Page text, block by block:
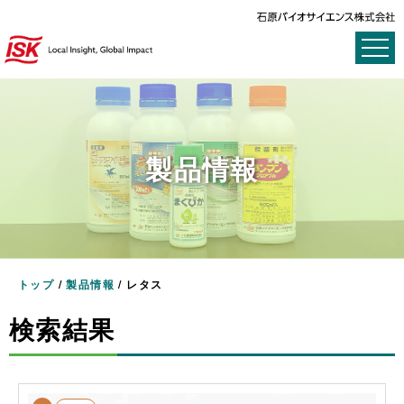
製品情報
トップ /製品情報 / レタス
検索結果